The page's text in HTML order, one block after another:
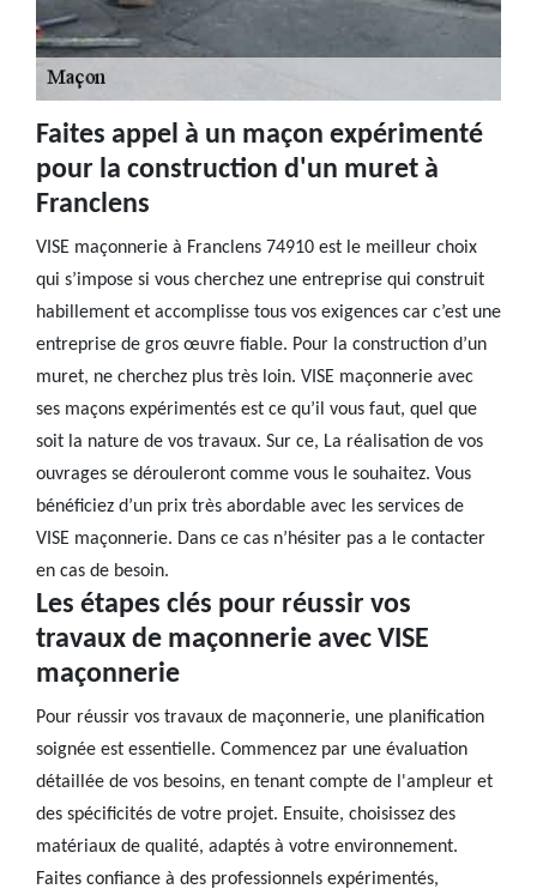
Faites appel à un maçon expérimenté
pour la construction d'un muret à
Franclens
VISE maçonnerie à Franclens 74910 est le meilleur choix
qui s’impose si vous cherchez une entreprise qui construit
habillement et accomplisse tous vos exigences car c’est une
entreprise de gros œuvre fiable. Pour la construction d’un
muret, ne cherchez plus très loin. VISE maçonnerie avec
ses maçons expérimentés est ce qu’il vous faut, quel que
soit la nature de vos travaux. Sur ce, La réalisation de vos
ouvrages se dérouleront comme vous le souhaitez. Vous
bénéficiez d’un prix très abordable avec les services de
VISE maçonnerie. Dans ce cas n’hésiter pas a le contacter
en cas de besoin.
Les étapes clés pour réussir vos
travaux de maçonnerie avec VISE
maçonnerie
Pour réussir vos travaux de maçonnerie, une planification
soignée est essentielle. Commencez par une évaluation
détaillée de vos besoins, en tenant compte de l'ampleur et
des spécificités de votre projet. Ensuite, choisissez des
matériaux de qualité, adaptés à votre environnement.
Faites confiance à des professionnels expérimentés,